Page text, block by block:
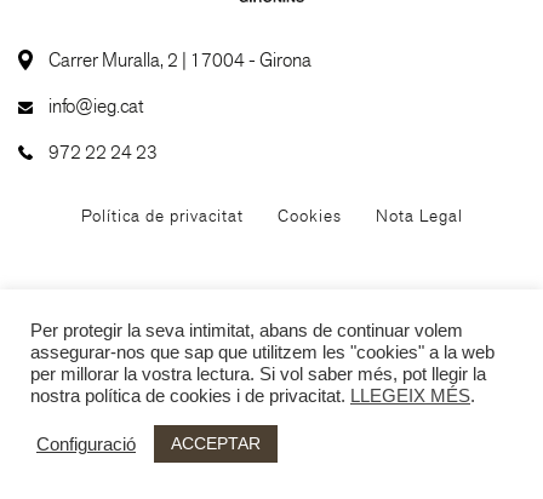
Carrer Muralla, 2 | 17004 - Girona
info@ieg.cat
972 22 24 23
Política de privacitat Cookies Nota Legal
Per protegir la seva intimitat, abans de continuar volem
assegurar-nos que sap que utilitzem les "cookies" a la web
per millorar la vostra lectura. Si vol saber més, pot llegir la
nostra política de cookies i de privacitat. LLEGEIX MÉS.
Configuració ACCEPTAR